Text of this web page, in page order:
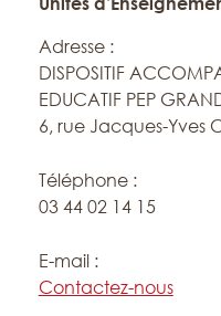
Adresse :
DISPOSITIF
EDUCATIF PEP
6, rue Jacques-Yves
Téléphone :
03 44 02 14 15
E-mail :
Contactez-nous